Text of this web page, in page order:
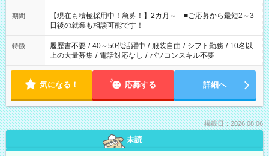
い」 「余裕を持って夕飯の準備がしたい」 「できれば残業はし
たくない」 など、ご希望を教えてくださいね。 ※Wワーク希望
の方へ 今ご覧のお仕事で希望する勤務時間と、もう1つのお仕事
の勤務時間。 合計で週40時間を超える場合は応募できません。
期間
【現在も積極採用中！急募！】2カ月～ ■ご応募から最短2～3
日後の就業も相談可能です！
特徴 履歴書不要 / 40～50代活躍中 / 服装自由 / シフト勤務 / 10名以
上の大量募集 / 電話対応なし / パソコンスキル不要
気になる！ 応募する 詳細へ
掲載日：2026.08.06
未読